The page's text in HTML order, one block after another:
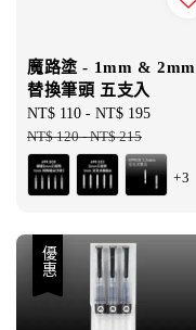
魔路塗 - 1mm & 2mm
替換筆頭 五支入
Sale
price
NT$ 110 - NT$ 195
NT$ 120-NT$ 215
+3
優惠